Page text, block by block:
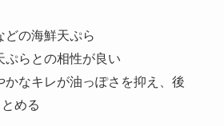
どの海鮮天ぷら
ぷらとの相性が良い
かなキレが油っぽさを抑え、後
める